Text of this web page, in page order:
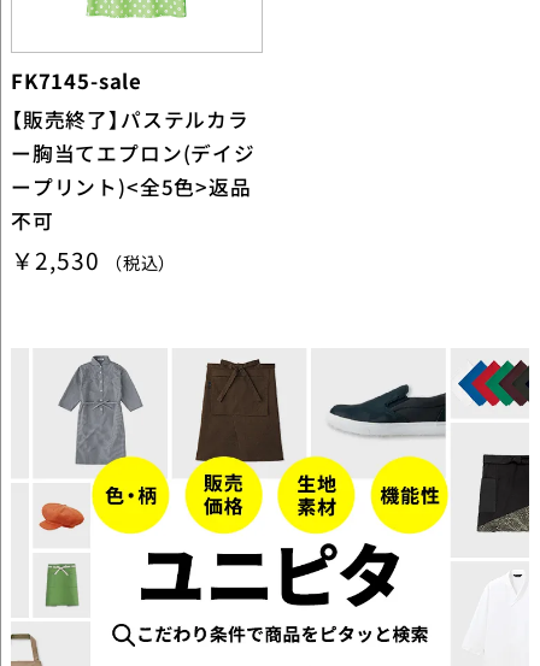
FK7145-sale
【販売終了】パステルカラ
ー胸当てエプロン(デイジ
ープリント)<全5色>返品
不可
￥2,530 （税込）